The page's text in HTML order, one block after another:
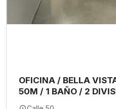
OFICINA / BELLA
50M / 1 BAÑO / 2